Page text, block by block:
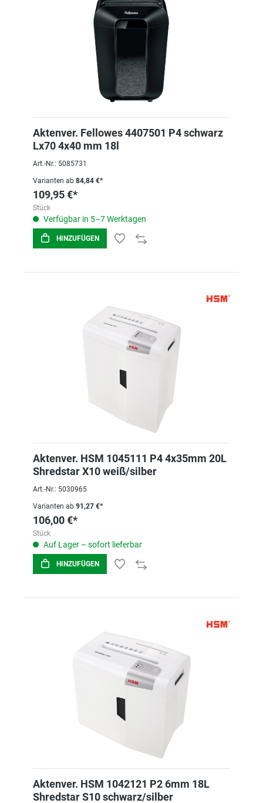
Aktenver. Fellowes 4407501 P4 schwarz
Lx70 4x40 mm 18l
Art.-Nr.: 5085731
Varianten ab 84,84 €*
109,95 €*
Stück
Verfügbar in 5–7 Werktagen
HINZUFÜGEN
Aktenver. HSM 1045111 P4 4x35mm 20L
Shredstar X10 weiß/silber
Art.-Nr.: 5030965
Varianten ab 91,27 €*
106,00 €*
Stück
Auf Lager – sofort lieferbar
HINZUFÜGEN
Aktenver. HSM 1042121 P2 6mm 18L
Shredstar S10 schwarz/silber